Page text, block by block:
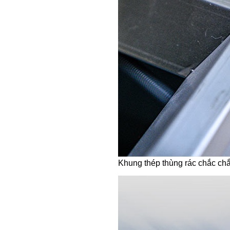
Khung thép thùng rác chắc